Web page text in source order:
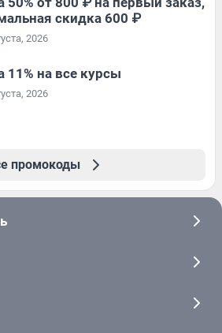
скидка 600 ₽
2026
11% на все курсы
2026
промокоды